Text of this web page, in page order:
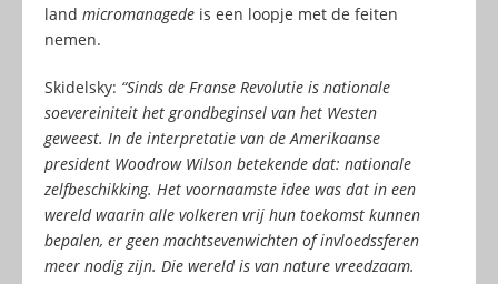
land micromanagede is een loopje met de feiten
nemen.
Skidelsky: “Sinds de Franse Revolutie is nationale
soevereiniteit het grondbeginsel van het Westen
geweest. In de interpretatie van de Amerikaanse
president Woodrow Wilson betekende dat: nationale
zelfbeschikking. Het voornaamste idee was dat in een
wereld waarin alle volkeren vrij hun toekomst kunnen
bepalen, er geen machtsevenwichten of invloedssferen
meer nodig zijn. Die wereld is van nature vreedzaam.